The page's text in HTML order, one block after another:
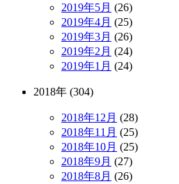
2019年5月 (26)
2019年4月 (25)
2019年3月 (26)
2019年2月 (24)
2019年1月 (24)
2018年 (304)
2018年12月 (28)
2018年11月 (25)
2018年10月 (25)
2018年9月 (27)
2018年8月 (26)